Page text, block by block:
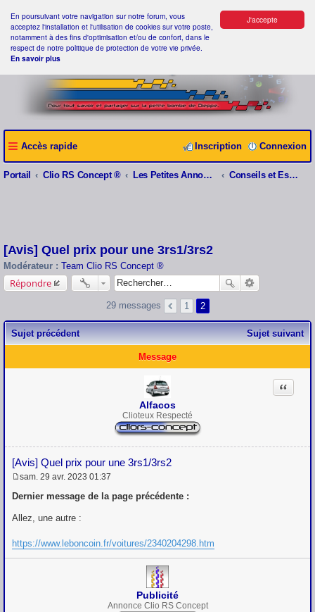
J'accepte
En poursuivant votre navigation sur notre forum, vous
acceptez l'installation et l'utilisation de cookies sur votre poste,
notamment à des fins d'optimisation et/ou de confort, dans le
respect de notre politique de protection de votre vie privée.
En savoir plus
Accès rapide Connexion
Inscription
Portail Clio RS Concept ® Les Petites Annonces Clio RS Concept ® Conseils et Estimations
[Avis] Quel prix pour une 3rs1/3rs2
Modérateur : Team Clio RS Concept ®
Répondre
29 messages 1 2
Sujet précédent Sujet suivant
Message
Alfacos
Clioteux Respecté
[Avis] Quel prix pour une 3rs1/3rs2
Citation
e
s
a
e
sam. 29 avr. 2023 01:37
Dernier message de la page précédente :
Allez, une autre :
https://www.leboncoin.fr/voitures/2340204298.htm
Publicité
Annonce Clio RS Concept